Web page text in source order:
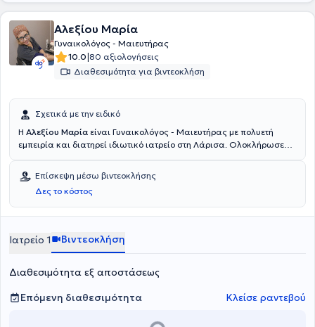
Αλεξίου Μαρία
Γυναικολόγος - Μαιευτήρας
10.0|80 αξιολογήσεις
Διαθεσιμότητα για βιντεοκλήση
Σχετικά με την ειδικό
Η Αλεξίου Μαρία είναι Γυναικολόγος - Μαιευτήρας με πολυετή
εμπειρία και διατηρεί ιδιωτικό ιατρείο στη Λάρισα. Ολοκλήρωσε
Κρήτης. Έχει διατελέσει Επιμελήτρια στο Γενικό Νοσοκομείο
Λάρισας και είναι εθελόντρια στον Ερυθρό Σταυρό και στο
Χαμόγελο του παιδιού. Έχει πραγματοποιήσει πολλές ομιλίες και
εξειδικεύεται στην κολποσκόπηση, HPV παθήσεις, διερεύνηση
περιόδου στην εφηβεία. Η φράση που συνοψίζει την δουλειά της
είναι : "H επιστήμη αρωγός στην υγεία της γυναίκας".
Επίσκεψη μέσω βιντεοκλήσης
Δες το κόστος
Ιατρείο 1 Βιντεοκλήση
Διαθεσιμότητα εξ αποστάσεως
Επόμενη διαθεσιμότητα
Κλείσε ραντεβού